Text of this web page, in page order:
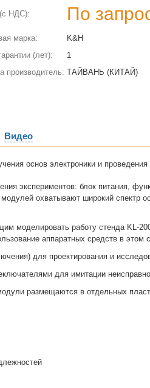
НДС): По
марка:
K&H
(лет):
1
производитель: ТАЙВАНЬ (КИТАЙ)
Видео
основ электроники и
экспериментов: блок питания,
охватывают широкий спектр
моделировать работу стенда KL-
аппаратных средств в этом
для проектирования и
для имитации
размещаются в отдельных